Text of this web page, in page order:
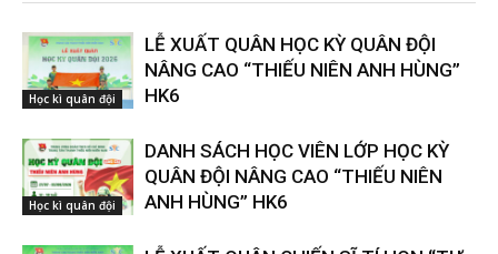
Học kì quân đội
LỄ XUẤT QUÂN HỌC KỲ QUÂN ĐỘI
NÂNG CAO “THIẾU NIÊN ANH HÙNG”
HK6
Học kì quân đội
DANH SÁCH HỌC VIÊN LỚP HỌC KỲ
QUÂN ĐỘI NÂNG CAO “THIẾU NIÊN
ANH HÙNG” HK6